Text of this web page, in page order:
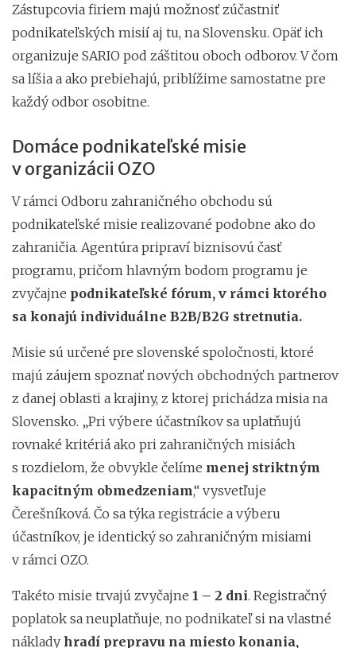
Zástupcovia firiem majú možnosť zúčastniť
podnikateľských misií aj tu, na Slovensku. Opäť ich
organizuje SARIO pod záštitou oboch odborov. V čom
sa líšia a ako prebiehajú, priblížime samostatne pre
každý odbor osobitne.
Domáce podnikateľské misie
v organizácii OZO
V rámci Odboru zahraničného obchodu sú
podnikateľské misie realizované podobne ako do
zahraničia. Agentúra pripraví biznisovú časť
programu, pričom hlavným bodom programu je
zvyčajne podnikateľské fórum, v rámci ktorého
sa konajú individuálne B2B/B2G stretnutia.
Misie sú určené pre slovenské spoločnosti, ktoré
majú záujem spoznať nových obchodných partnerov
z danej oblasti a krajiny, z ktorej prichádza misia na
Slovensko. „Pri výbere účastníkov sa uplatňujú
rovnaké kritériá ako pri zahraničných misiách
s rozdielom, že obvykle čelíme menej striktným
kapacitným obmedzeniam,“ vysvetľuje
Čerešníková. Čo sa týka registrácie a výberu
účastníkov, je identický so zahraničným misiami
v rámci OZO.
Takéto misie trvajú zvyčajne 1 – 2 dni. Registračný
poplatok sa neuplatňuje, no podnikateľ si na vlastné
náklady hradí prepravu na miesto konania,